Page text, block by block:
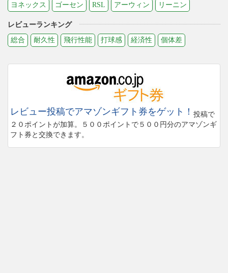
ヨネックス
ゴーセン RSL アーウィン リーニン
レビューランキング
総合
耐久性 飛行性能 打球感 経済性 個体差
レビュー投稿でアマゾンギフト券をゲット！ 投稿で
２０ポイントが加算。５００ポイントで５００円分のアマゾンギ
フト券と交換できます。